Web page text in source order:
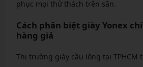
phục mọi thử thách trên sân.
Cách phân biệt giày Yonex
hàng giả
Thị trường giày cầu lông tại TPHCM